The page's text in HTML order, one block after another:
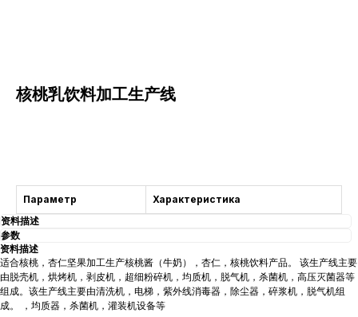
核桃乳饮料加工生产线
Параметр
Характеристика
资料描述
参数
资料描述
适合核桃，杏仁坚果加工生产核桃酱（牛奶），杏仁，核桃饮料产品。 该生产线主要
由脱壳机，烘烤机，剥皮机，超细粉碎机，均质机，脱气机，杀菌机，高压灭菌器等
组成。该生产线主要由清洗机，电梯，紫外线消毒器，除尘器，碎浆机，脱气机组
成。 ，均质器，杀菌机，灌装机设备等